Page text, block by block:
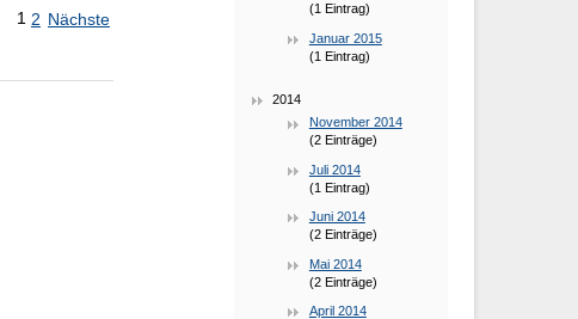
1 2 Nächste
(1 Eintrag)
Januar 2015
(1 Eintrag)
2014
November 2014
(2 Einträge)
Juli 2014
(1 Eintrag)
Juni 2014
(2 Einträge)
Mai 2014
(2 Einträge)
April 2014